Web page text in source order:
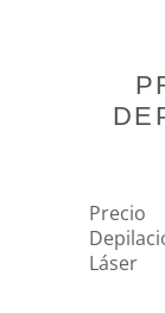
Precio
Láser